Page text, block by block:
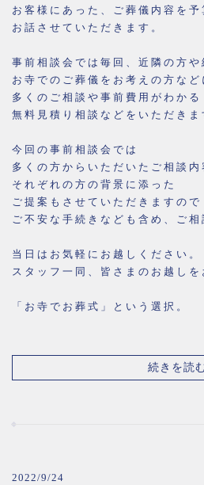
お客様にあった、ご葬儀内容を予
お話させていただきます。
事前相談会では毎回、近隣の方
お寺でのご葬儀をお考えの方など
多くのご相談や事前費用がわかる
無料見積り相談などをいただきま
今回の事前相談会では
多くの方からいただいたご相談内
それぞれの方の背景に添った
ご提案もさせていただきますので
ご不安な手続きなども含め、ご相
当日はお気軽にお越しください。
スタッフ一同、皆さまのお越しを
「お寺でお葬式」という選択。
続きを読
2022/9/24